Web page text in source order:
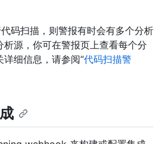
码扫描，则警报有时会有多个分析
源，你可在警报页上查看每个分
细信息，请参阅“代码扫描警